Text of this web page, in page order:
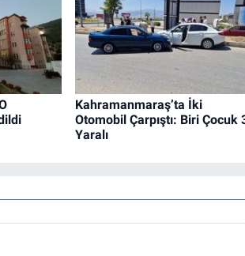
Kahramanmaraş’ta İki
Otomobil Çarpıştı: Biri Çocuk
Yaralı